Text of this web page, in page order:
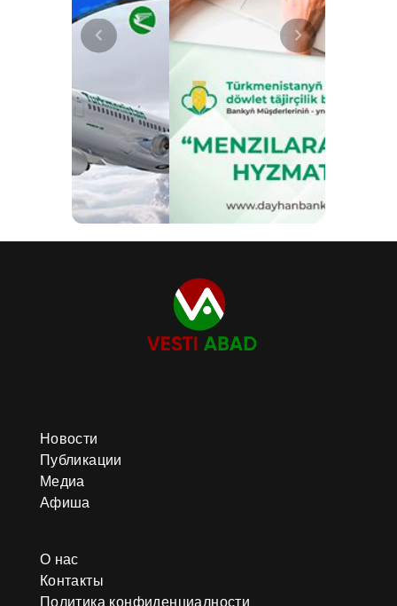
Новости
Публикации
Медиа
Афиша
О нас
Контакты
Политика конфиденциалности